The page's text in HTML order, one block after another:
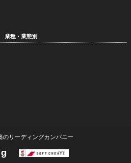
業種・業態別
のリーディングカンパニー